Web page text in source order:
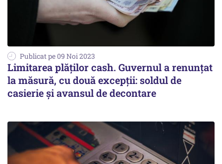
Publicat pe 09 Noi 2023
Limitarea plăților cash. Guvernul a renunțat
la măsură, cu două excepții: soldul de
casierie și avansul de decontare